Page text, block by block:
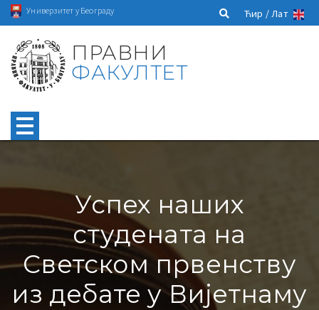
Универзитет у Београду Ћир /Лат
ПРАВНИ
ФАКУЛТЕТ
Успех наших
студената на
Светском првенству
из дебате у Вијетнаму